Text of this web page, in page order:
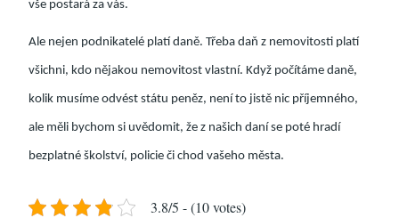
vše postará za vás.
Ale nejen podnikatelé platí daně. Třeba daň z nemovitosti platí
všichni, kdo nějakou nemovitost vlastní. Když počítáme daně,
kolik musíme odvést státu peněz, není to jistě nic příjemného,
ale měli bychom si uvědomit, že z našich daní se poté hradí
bezplatné školství, policie či chod vašeho města.
3.8/5 - (10 votes)